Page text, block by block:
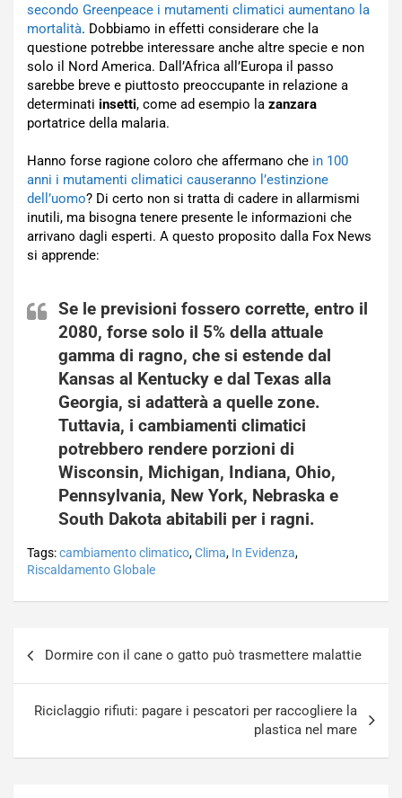
secondo Greenpeace i mutamenti climatici aumentano la
mortalità. Dobbiamo in effetti considerare che la
questione potrebbe interessare anche altre specie e non
solo il Nord America. Dall’Africa all’Europa il passo
sarebbe breve e piuttosto preoccupante in relazione a
determinati insetti, come ad esempio la zanzara
portatrice della malaria.
Hanno forse ragione coloro che affermano che in 100
anni i mutamenti climatici causeranno l’estinzione
dell’uomo? Di certo non si tratta di cadere in allarmismi
inutili, ma bisogna tenere presente le informazioni che
arrivano dagli esperti. A questo proposito dalla Fox News
si apprende:
Se le previsioni fossero corrette, entro il
2080, forse solo il 5% della attuale
gamma di ragno, che si estende dal
Kansas al Kentucky e dal Texas alla
Georgia, si adatterà a quelle zone.
Tuttavia, i cambiamenti climatici
potrebbero rendere porzioni di
Wisconsin, Michigan, Indiana, Ohio,
Pennsylvania, New York, Nebraska e
South Dakota abitabili per i ragni.
Tags:cambiamento climatico,Clima, In Evidenza,
Riscaldamento Globale
Dormire con il cane o gatto può trasmettere malattie
Riciclaggio rifiuti: pagare i pescatori per raccogliere la
plastica nel mare